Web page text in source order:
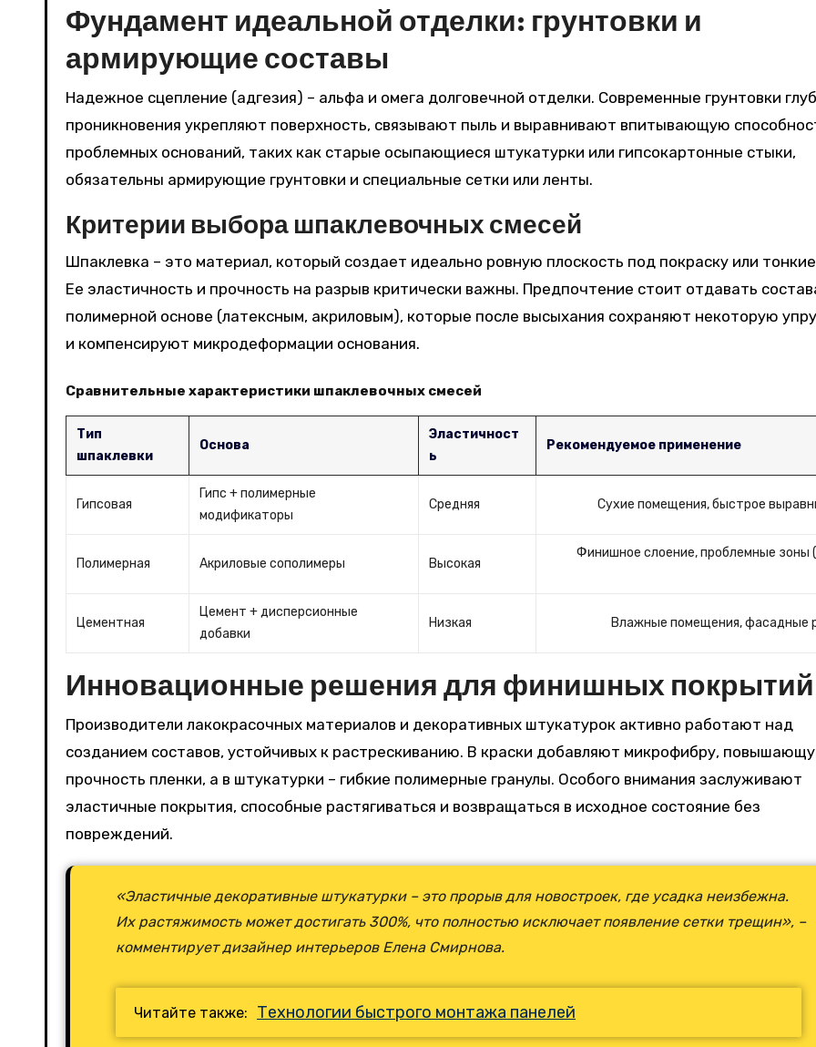
Фундамент идеальной отделки: грунтовки и
армирующие составы
Надежное сцепление (адгезия) – альфа и омега долговечной отделки. Современные грунтовки
проникновения укрепляют поверхность, связывают пыль и выравнивают впитывающую
проблемных оснований, таких как старые осыпающиеся штукатурки или гипсокартонные стыки,
обязательны армирующие грунтовки и специальные сетки или ленты.
Критерии выбора шпаклевочных смесей
Шпаклевка – это материал, который создает идеально ровную плоскость под покраску или
Ее эластичность и прочность на разрыв критически важны. Предпочтение стоит отдавать
полимерной основе (латексным, акриловым), которые после высыхания сохраняют некоторую
и компенсируют микродеформации основания.
Сравнительные характеристики шпаклевочных смесей
Тип
шпаклевки
Основа
Эластичност
ь
Рекомендуемое применение
Гипсовая
Гипс + полимерные
модификаторы
Средняя Сухие помещения, быстрое
Полимерная Акриловые сополимеры Высокая
Финишное слоение, проблемные зоны
Цементная
Цемент + дисперсионные
добавки
Низкая Влажные помещения, фасадные
Инновационные решения для финишных покрытий
Производители лакокрасочных материалов и декоративных штукатурок активно работают над
созданием составов, устойчивых к растрескиванию. В краски добавляют микрофибру,
прочность пленки, а в штукатурки – гибкие полимерные гранулы. Особого внимания заслуживают
эластичные покрытия, способные растягиваться и возвращаться в исходное состояние без
повреждений.
«Эластичные декоративные штукатурки – это прорыв для новостроек, где усадка неизбежна.
Их растяжимость может достигать 300%, что полностью исключает появление сетки трещин», –
комментирует дизайнер интерьеров Елена Смирнова.
Читайте также: Технологии быстрого монтажа панелей